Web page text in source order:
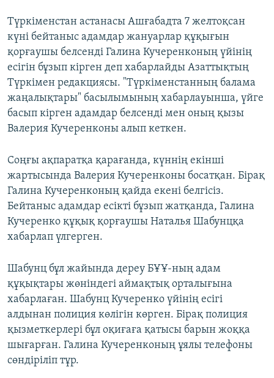
Түркіменстан астанасы Ашғабадта 7 желтоқсан
күні бейтаныс адамдар жануарлар құқығын
қорғаушы белсенді Галина Кучеренконың үйінің
есігін бұзып кірген деп хабарлайды Азаттықтың
Түркімен редакциясы. "Түркіменстанның балама
жаңалықтары" басылымының хабарлауынша, үйге
басып кірген адамдар белсенді мен оның қызы
Валерия Кучеренконы алып кеткен.
Соңғы ақпаратқа қарағанда, күннің екінші
жартысында Валерия Кучеренконы босатқан. Бірақ
Галина Кучеренконың қайда екені белгісіз.
Бейтаныс адамдар есікті бұзып жатқанда, Галина
Кучеренко құқық қорғаушы Наталья Шабунцқа
хабарлап үлгерген.
Шабунц бұл жайында дереу БҰҰ-ның адам
құқықтары жөніндегі аймақтық орталығына
хабарлаған. Шабунц Кучеренко үйінің есігі
алдынан полиция көлігін көрген. Бірақ полиция
қызметкерлері бұл оқиғаға қатысы барын жоққа
шығарған. Галина Кучеренконың ұялы телефоны
сөндіріліп тұр.